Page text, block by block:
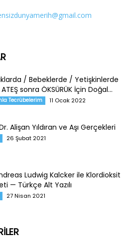
/ Bebeklerde / Yetişkinlerde
sonra ÖKSÜRÜK İçin Doğal...
Tecrübelerim 11 Ocak 2022
Alişan Yıldıran ve Aşı Gerçekleri
26 Şubat 2021
Ludwig Kalcker ile Klordioksit
— Türkçe Alt Yazılı
27 Nisan 2021